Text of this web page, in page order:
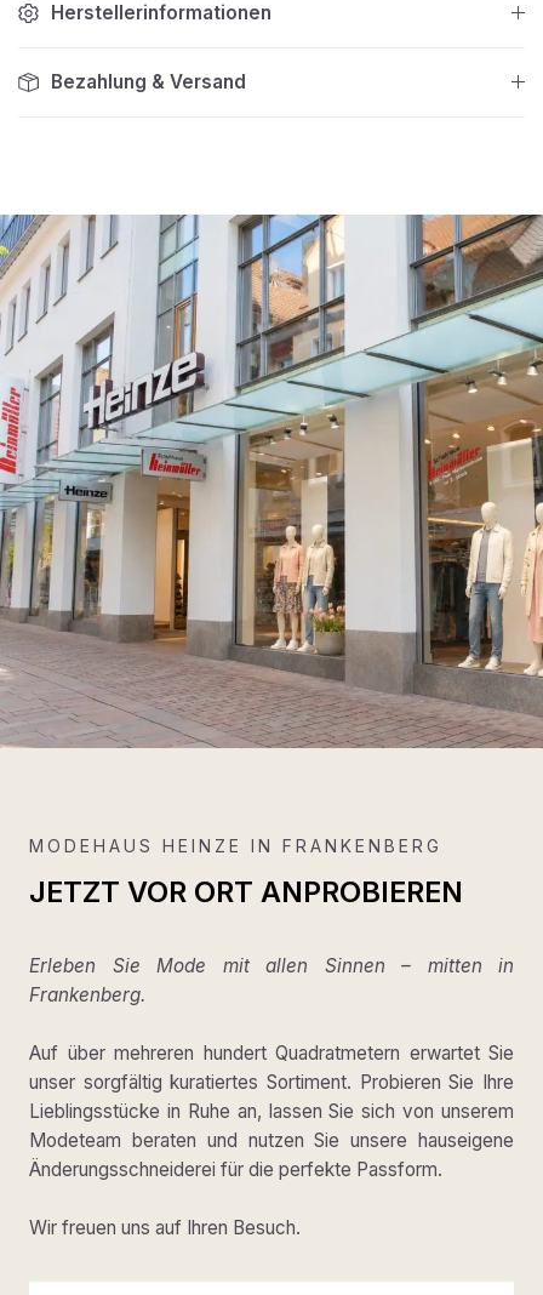
Herstellerinformationen
Bezahlung & Versand
MODEHAUS HEINZE IN FRANKENBERG
JETZT VOR ORT ANPROBIEREN
Erleben Sie Mode mit allen Sinnen – mitten in
Frankenberg.
Auf über mehreren hundert Quadratmetern erwartet Sie
unser sorgfältig kuratiertes Sortiment. Probieren Sie Ihre
Lieblingsstücke in Ruhe an, lassen Sie sich von unserem
Modeteam beraten und nutzen Sie unsere hauseigene
Änderungsschneiderei für die perfekte Passform.
Wir freuen uns auf Ihren Besuch.